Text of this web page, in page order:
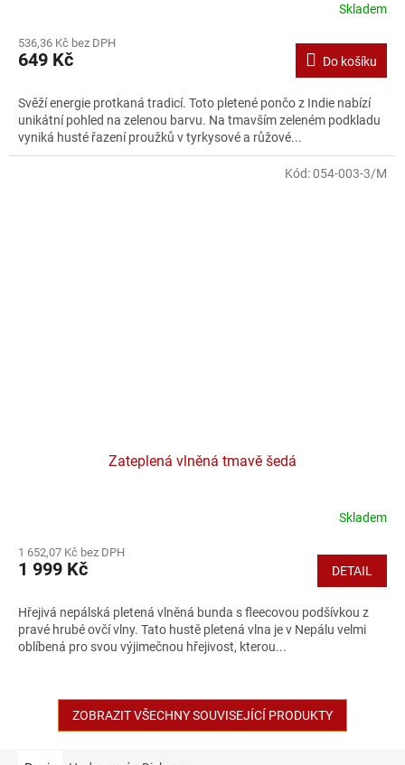
Skladem
536,36 Kč bez DPH
649 Kč Do košíku
Svěží energie protkaná tradicí. Toto pletené pončo z Indie nabízí
unikátní pohled na zelenou barvu. Na tmavším zeleném podkladu
vyniká husté řazení proužků v tyrkysové a růžové...
Zateplená vlněná tmavě šedá
Skladem
1 652,07 Kč bez DPH
1 999 Kč DETAIL
Hřejivá nepálská pletená vlněná bunda s fleecovou podšívkou z
pravé hrubé ovčí vlny. Tato hustě pletená vlna je v Nepálu velmi
oblíbená pro svou výjimečnou hřejivost, kterou...
Kód:054-003-3/M
ZOBRAZIT VŠECHNY SOUVISEJÍCÍ PRODUKTY